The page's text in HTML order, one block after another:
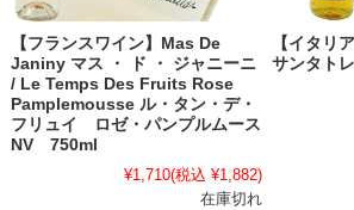
【フランスワイン】Mas De
Janiny マス ・ ド ・ ジャニーニ
/ Le Temps Des Fruits Rose
Pamplemousse ル・タン・デ・
フリュイ ロゼ・パンプルムース
NV 750ml
¥1,710(税込 ¥1,882)
在庫切れ
【イタリ
サンタト